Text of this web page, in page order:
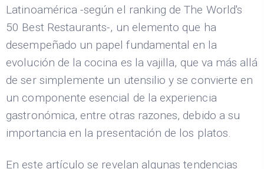
Latinoamérica -según el ranking de The World's
50 Best Restaurants-, un elemento que ha
desempeñado un papel fundamental en la
evolución de la cocina es la vajilla, que va más allá
de ser simplemente un utensilio y se convierte en
un componente esencial de la experiencia
gastronómica, entre otras razones, debido a su
importancia en la presentación de los platos.
En este artículo se revelan algunas tendencias